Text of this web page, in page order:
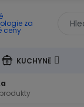
za
ceny
KUCHYNĚ